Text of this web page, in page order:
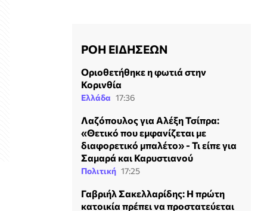
ΡΟΗ ΕΙΔΗΣΕΩΝ
Οριοθετήθηκε η φωτιά στην
Κορινθία
Ελλάδα 17:36
Λαζόπουλος για Αλέξη Τσίπρα:
«Θετικό που εμφανίζεται με
διαφορετικό μπαλέτο» - Τι είπε για
Σαμαρά και Καρυστιανού
Πολιτική 17:25
Γαβριήλ Σακελλαρίδης: Η πρώτη
κατοικία πρέπει να προστατεύεται